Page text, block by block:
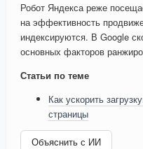
Робот Яндекса реже
на эффективность
индексируются. В Google
основных факторов
Статьи по теме
Как ускорить
страницы
Объяснить с ИИ